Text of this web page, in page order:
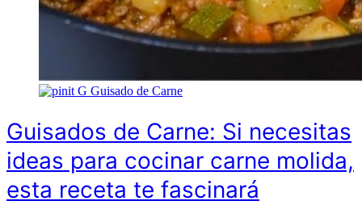
G Guisado de Carne
Guisados de Carne: Si necesitas
ideas para cocinar carne molida,
esta receta te fascinará